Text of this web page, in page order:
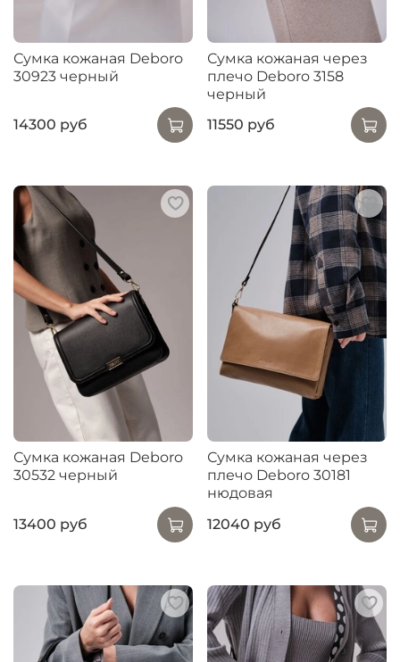
Сумка кожаная Deboro
30923 черный
14300 руб
Сумка кожаная через
плечо Deboro 3158
черный
11550 руб
Сумка кожаная Deboro
30532 черный
13400 руб
Сумка кожаная через
плечо Deboro 30181
нюдовая
12040 руб